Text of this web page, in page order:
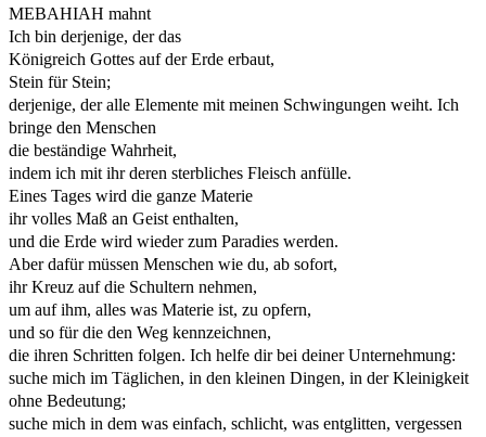
MEBAHIAH mahnt
Ich bin derjenige, der das
Königreich Gottes auf der Erde erbaut,
Stein für Stein;
derjenige, der alle Elemente mit meinen Schwingungen weiht. Ich
bringe den Menschen
die beständige Wahrheit,
indem ich mit ihr deren sterbliches Fleisch anfülle.
Eines Tages wird die ganze Materie
ihr volles Maß an Geist enthalten,
und die Erde wird wieder zum Paradies werden.
Aber dafür müssen Menschen wie du, ab sofort,
ihr Kreuz auf die Schultern nehmen,
um auf ihm, alles was Materie ist, zu opfern,
und so für die den Weg kennzeichnen,
die ihren Schritten folgen. Ich helfe dir bei deiner Unternehmung:
suche mich im Täglichen, in den kleinen Dingen, in der Kleinigkeit
ohne Bedeutung;
suche mich in dem was einfach, schlicht, was entglitten, vergessen